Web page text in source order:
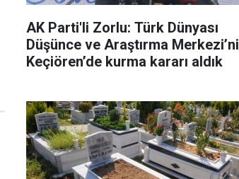
AK Parti'li Zorlu: Türk Dünyası
Düşünce ve Araştırma Merkezi’ni
Keçiören’de kurma kararı aldık